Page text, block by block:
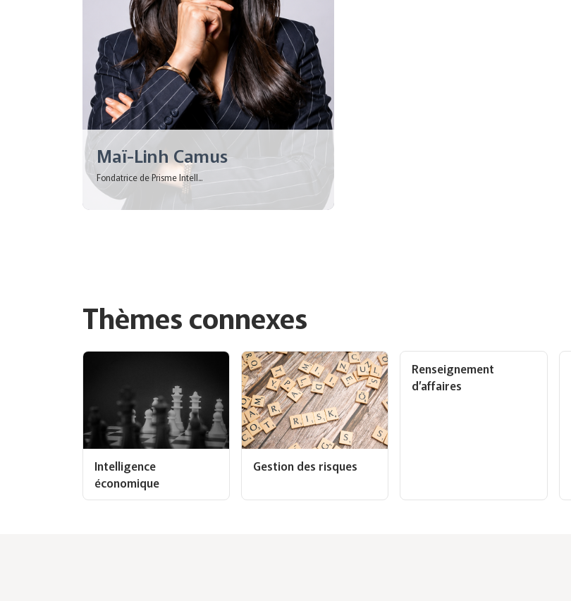
Maï-Linh Camus
Fondatrice de Prisme Intell...
Thèmes connexes
Intelligence
économique
Gestion des risques
Renseignement
d’affaires